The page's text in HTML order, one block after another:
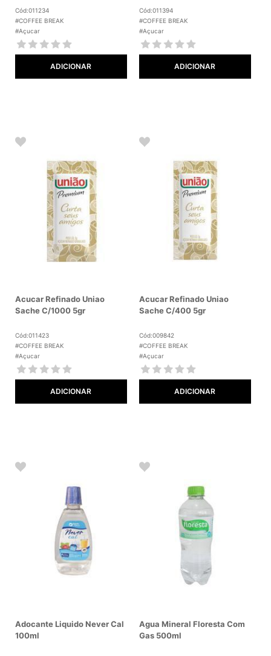
Cód:011234
#COFFEE BREAK
#Açucar
ADICIONAR
Cód:011394
#COFFEE BREAK
#Açucar
ADICIONAR
Acucar Refinado Uniao
Sache C/1000 5gr
Cód:011423
#COFFEE BREAK
#Açucar
ADICIONAR
Acucar Refinado Uniao
Sache C/400 5gr
Cód:009842
#COFFEE BREAK
#Açucar
ADICIONAR
Adocante Liquido Never Cal
100ml
Agua Mineral Floresta Com
Gas 500ml